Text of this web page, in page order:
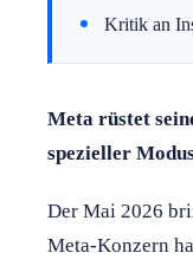
Kritik an
Meta rüstet
spezieller
Der Mai 2026
Meta-Konzern